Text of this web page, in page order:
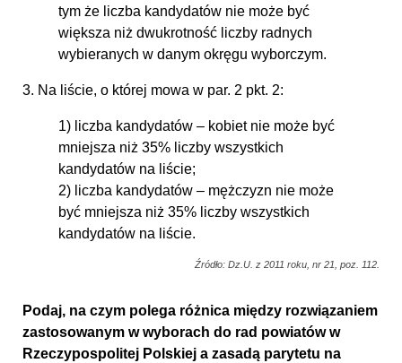
tym że liczba kandydatów nie może być
większa niż dwukrotność liczby radnych
wybieranych w danym okręgu wyborczym.
3. Na liście, o której mowa w par. 2 pkt. 2:
1) liczba kandydatów – kobiet nie może być
mniejsza niż 35% liczby wszystkich
kandydatów na liście;
2) liczba kandydatów – mężczyzn nie może
być mniejsza niż 35% liczby wszystkich
kandydatów na liście.
Źródło: Dz.U. z 2011 roku, nr 21, poz. 112.
Podaj, na czym polega różnica między rozwiązaniem
zastosowanym w wyborach do rad powiatów w
Rzeczypospolitej Polskiej a zasadą parytetu na